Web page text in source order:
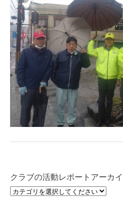
クラブの活動レポートアーカ